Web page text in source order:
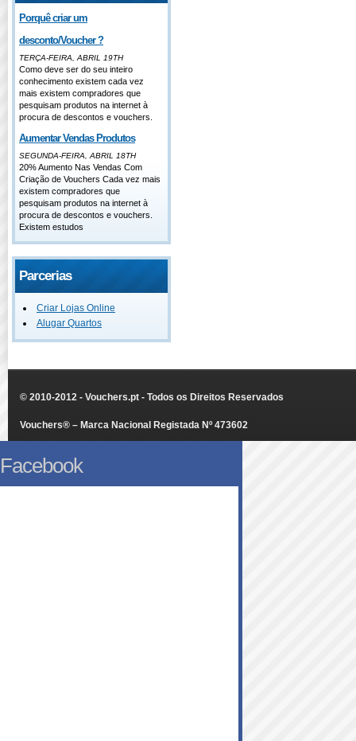
Porquê criar um
desconto/Voucher ?
TERÇA-FEIRA, ABRIL 19TH
Como deve ser do seu inteiro
conhecimento existem cada vez
mais existem compradores que
pesquisam produtos na internet à
procura de descontos e vouchers.
Aumentar Vendas Produtos
SEGUNDA-FEIRA, ABRIL 18TH
20% Aumento Nas Vendas Com
Criação de Vouchers Cada vez mais
existem compradores que
pesquisam produtos na internet à
procura de descontos e vouchers.
Existem estudos
Parcerias
Criar Lojas Online
Alugar Quartos
© 2010-2012 - Vouchers.pt - Todos os Direitos Reservados
Vouchers® – Marca Nacional Registada Nº 473602
Facebook